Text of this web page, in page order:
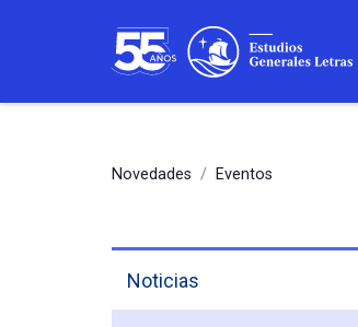
Novedades / Eventos
Noticias